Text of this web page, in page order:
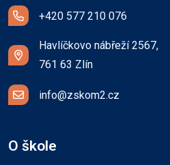
+420 577 210 076
Havlíčkovo nábřeží 2567,
761 63 Zlín
info@zskom2.cz
O škole